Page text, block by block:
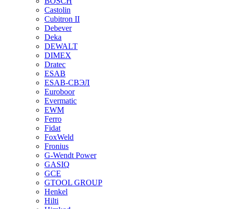
Castolin
Cubitron II
Debever
Deka
DEWALT
DIMEX
Dratec
ESAB
ESAB-СВЭЛ
Euroboor
Evermatic
EWM
Ferro
Fidat
FoxWeld
Fronius
G-Wendt Power
GASIQ
GCE
GTOOL GROUP
Henkel
Hilti